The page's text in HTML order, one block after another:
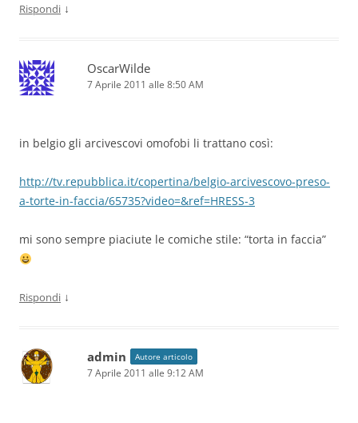
Rispondi ↓
OscarWilde
7 Aprile 2011 alle 8:50 AM
in belgio gli arcivescovi omofobi li trattano così:
http://tv.repubblica.it/copertina/belgio-arcivescovo-preso-
a-torte-in-faccia/65735?video=&ref=HRESS-3
mi sono sempre piaciute le comiche stile: “torta in faccia”
Rispondi ↓
admin Autore articolo
7 Aprile 2011 alle 9:12 AM